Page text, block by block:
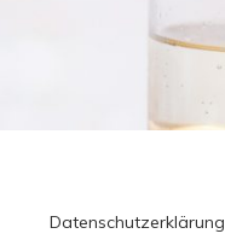
Datenschutzerklärung